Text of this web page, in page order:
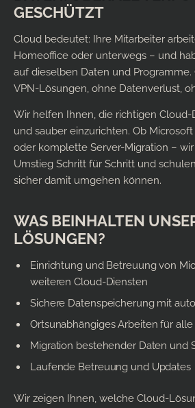
GESCHÜTZT
Cloud bedeutet: Ihre Mitarbeiter
Homeoffice oder unterwegs – und
auf dieselben Daten und
VPN-Lösungen, ohne Datenverlust,
Wir helfen Ihnen, die richtigen Cloud-
und sauber einzurichten. Ob
oder komplette Server-Migration –
Umstieg Schritt für Schritt und
sicher damit umgehen können.
WAS BEINHALTEN
LÖSUNGEN?
Einrichtung und Betreuung von
weiteren Cloud-Diensten
Sichere Datenspeicherung mit
Ortsunabhängiges Arbeiten für
Migration bestehender Daten und
Laufende Betreuung und Updates
Wir zeigen Ihnen, welche Cloud-